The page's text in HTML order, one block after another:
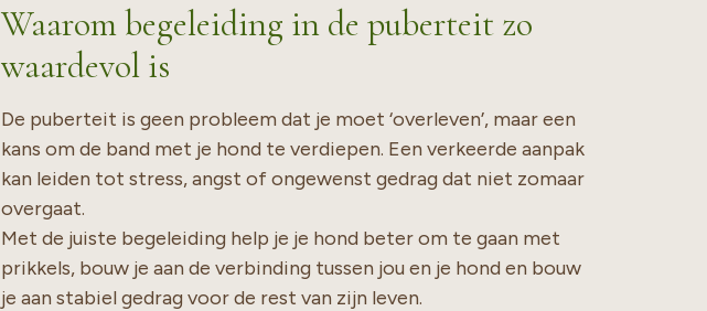
Waarom begeleiding in de puberteit zo
waardevol is
De puberteit is geen probleem dat je moet ‘overleven’, maar een
kans om de band met je hond te verdiepen. Een verkeerde aanpak
kan leiden tot stress, angst of ongewenst gedrag dat niet zomaar
overgaat.
Met de juiste begeleiding help je je hond beter om te gaan met
prikkels, bouw je aan de verbinding tussen jou en je hond en bouw
je aan stabiel gedrag voor de rest van zijn leven.